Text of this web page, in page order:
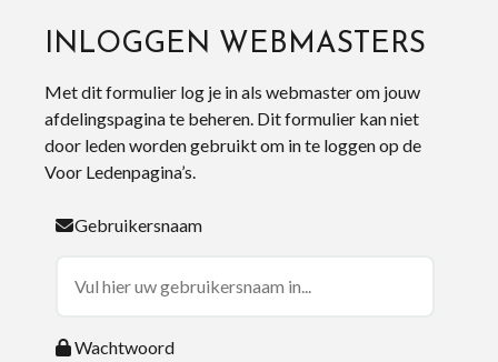
INLOGGEN WEBMASTERS
Met dit formulier log je in als webmaster om jouw
afdelingspagina te beheren. Dit formulier kan niet
door leden worden gebruikt om in te loggen op de
Voor Ledenpagina’s.
Gebruikersnaam
Wachtwoord